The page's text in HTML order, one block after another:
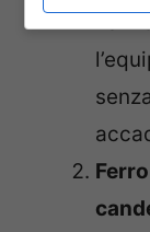
navi